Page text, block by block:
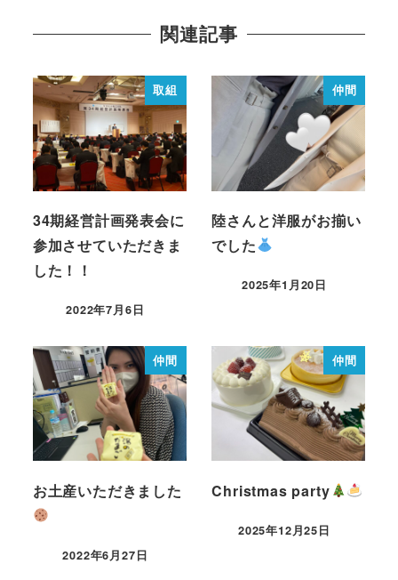
関連記事
取組
34期経営計画発表会に
参加させていただきま
した！！
2022年7月6日
仲間
陸さんと洋服がお揃い
でした
2025年1月20日
仲間
お土産いただきました
2022年6月27日
仲間
Christmas party
2025年12月25日